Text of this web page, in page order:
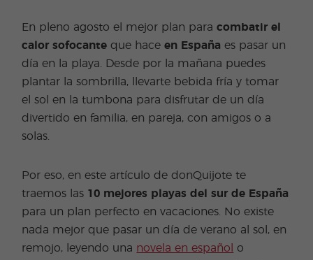
En pleno agosto el mejor plan paracombatir el
calor sofocanteque hace en España es pasar un
día en la playa. Desde por la mañana puedes
plantar la sombrilla, llevarte bebida fría y tomar
el sol en la tumbona para disfrutar de un día
divertido en familia, en pareja, con amigos o a
solas.
Por eso, en este artículo de donQuijote te
traemos las 10 mejores playas del sur de España
para un plan perfecto en vacaciones. No existe
nada mejor que pasar un día de verano al sol, en
remojo, leyendo una novela en español
o